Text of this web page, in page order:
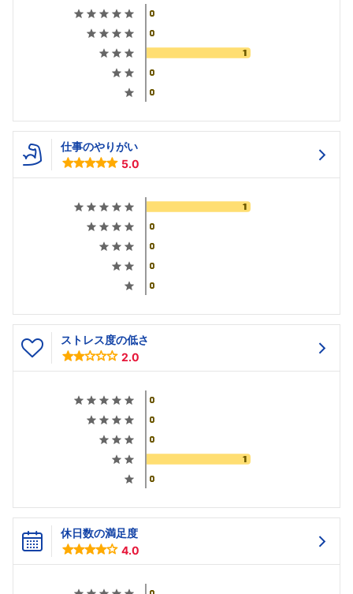
仕事のやりがい
5.0
ストレス度の低さ
2.0
休日数の満足度
4.0